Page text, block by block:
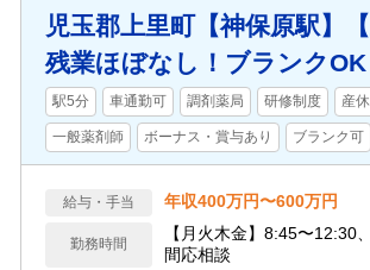
児玉郡上里町【神保原駅】
残業ほぼなし！ブランク
駅5分 車通勤可 調剤薬局 研修制度 産
一般薬剤師 ボーナス・賞与あり ブランク可
給与・手当 年収400万円〜600万円
勤務時間
【月火木金】8:45〜
間応相談